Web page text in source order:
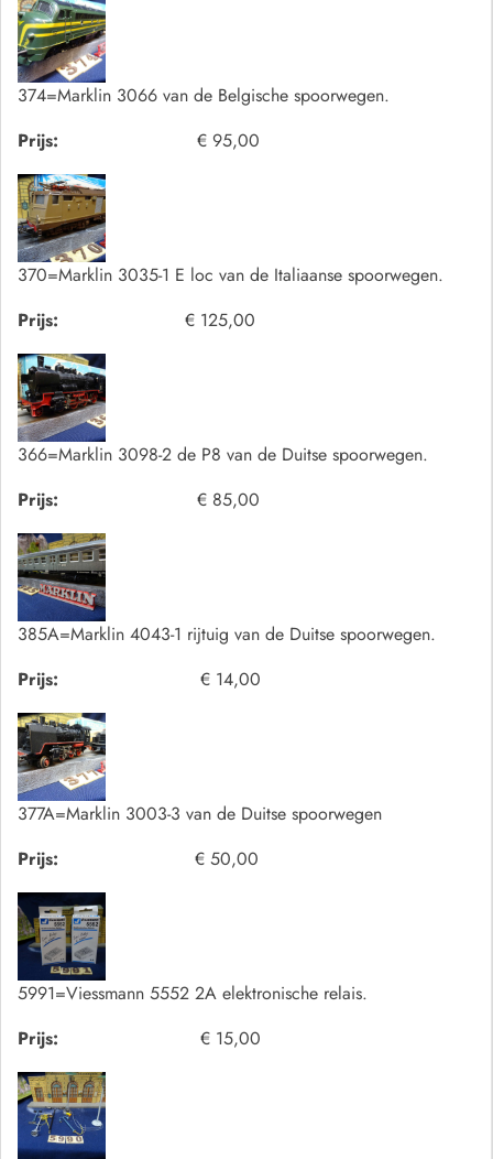
374=Marklin 3066 van de Belgische spoorwegen.
Prijs:
€ 95,00
370=Marklin 3035-1 E loc van de Italiaanse spoorwegen.
Prijs:
€ 125,00
366=Marklin 3098-2 de P8 van de Duitse spoorwegen.
Prijs:
€ 85,00
385A=Marklin 4043-1 rijtuig van de Duitse spoorwegen.
Prijs:
€ 14,00
377A=Marklin 3003-3 van de Duitse spoorwegen
Prijs:
€ 50,00
5991=Viessmann 5552 2A elektronische relais.
Prijs:
€ 15,00